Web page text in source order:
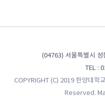
(04763) 서울특별시
TEL :
COPYRIGHT (C) 2019 한양대학
Reserved.